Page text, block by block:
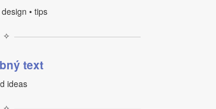
• tips
✧
text
ideas